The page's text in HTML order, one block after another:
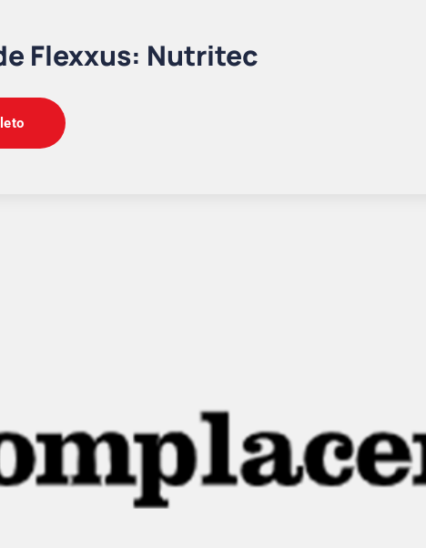
Flexxus: Nutritec